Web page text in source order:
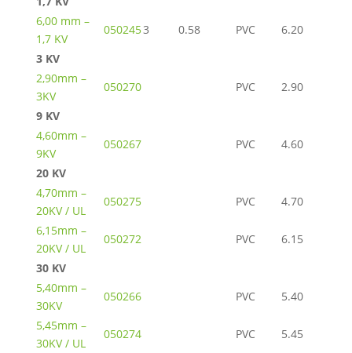
6,00 mm –
1,7 KV
0502453 0.58 PVC
6.20
3 KV
2,90mm –
3KV
050270 PVC
2.90
9 KV
4,60mm –
9KV
050267 PVC
4.60
20 KV
4,70mm –
20KV / UL
050275 PVC
4.70
6,15mm –
20KV / UL
050272 PVC
6.15
30 KV
5,40mm –
30KV
050266 PVC
5.40
5,45mm –
30KV / UL
050274 PVC
5.45